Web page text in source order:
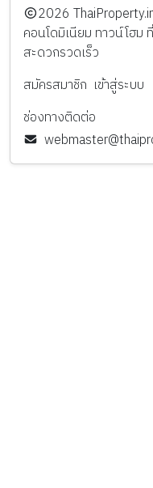
️2026
คอนโดมิเนียม ทาวน์โฮม
สะดวกรวดเร็ว
สมัครสมาชิก เข้าสู่ระบบ
ช่องทางติดต่อ